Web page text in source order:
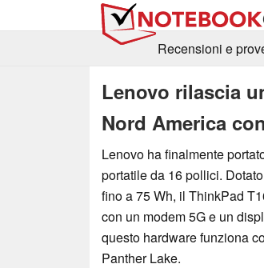
Recensioni e
Lenovo rilascia
Nord America
Lenovo ha finalmente
portatile da 16 pollici.
fino a 75 Wh, il ThinkPad
con un modem 5G e un
questo hardware funziona
Panther Lake.